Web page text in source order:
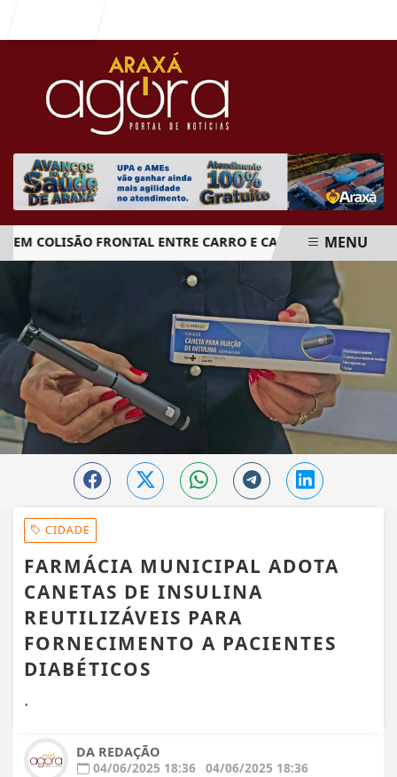
COLISÃO FRONTAL ENTRE CARRO E CAMINHÃO NA BR-262
MENU
CIDADE
FARMÁCIA MUNICIPAL ADOTA
CANETAS DE INSULINA
REUTILIZÁVEIS PARA
FORNECIMENTO A PACIENTES
DIABÉTICOS
.
DA REDAÇÃO
04/06/2025 18:36 04/06/2025 18:36